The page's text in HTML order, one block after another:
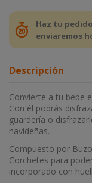
Haz tu
enviaremos
Descripción
Convierte a tu bebe
Con él podrás
guardería o
navideñas.
Compuesto por
Corchetes para
incorporado con